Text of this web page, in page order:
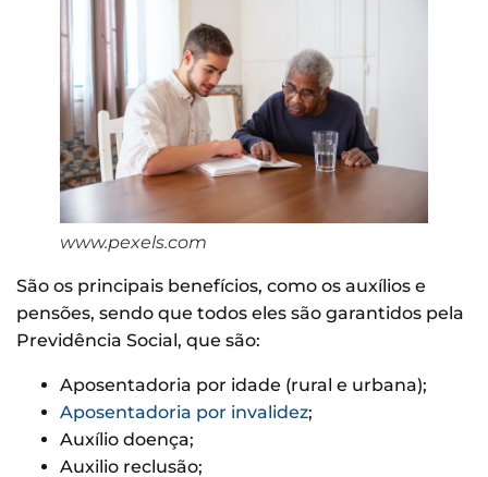
www.pexels.com
São os principais benefícios, como os auxílios e
pensões, sendo que todos eles são garantidos pela
Previdência Social, que são:
Aposentadoria por idade (rural e urbana);
Aposentadoria por invalidez;
Auxílio doença;
Auxilio reclusão;